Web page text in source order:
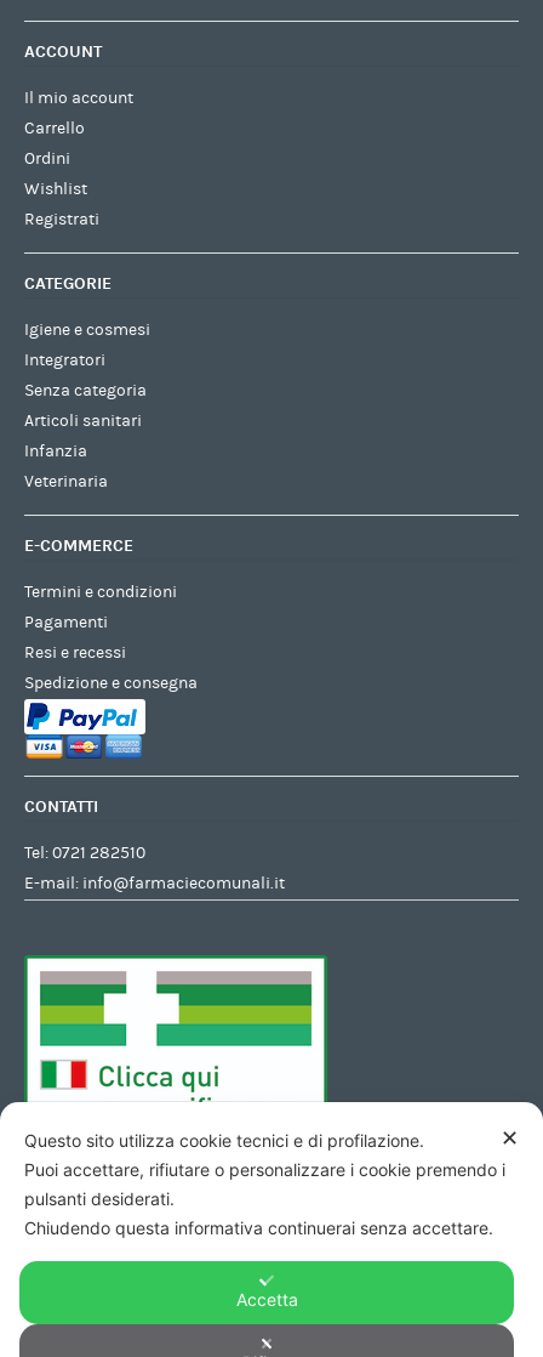
ACCOUNT
Il mio account
Carrello
Ordini
Wishlist
Registrati
CATEGORIE
Igiene e cosmesi
Integratori
Senza categoria
Articoli sanitari
Infanzia
Veterinaria
E-COMMERCE
Termini e condizioni
Pagamenti
Resi e recessi
Spedizione e consegna
CONTATTI
Tel:0721 282510
E-mail: info@farmaciecomunali.it
✕
Questo sito utilizza cookie tecnici e di profilazione.
Puoi accettare, rifiutare o personalizzare i cookie premendo i
pulsanti desiderati.
Chiudendo questa informativa continuerai senza accettare.
Accetta